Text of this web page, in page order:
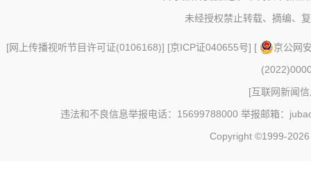
未经授权禁止转载、摘编、
[网上传播视听节目许可证(0106168)] [京ICP证040655号] [
京公网
[互联网新闻
违法和不良信息举报电话：15699788000 举报邮箱：
Copyright ©1999-